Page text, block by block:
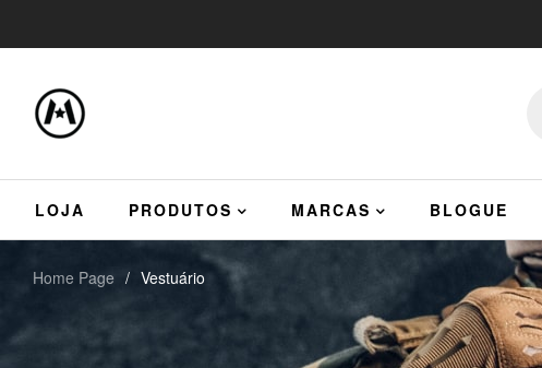
LOJA PRODUTOS MARCAS BLOGUE
Home Page / Vestuário